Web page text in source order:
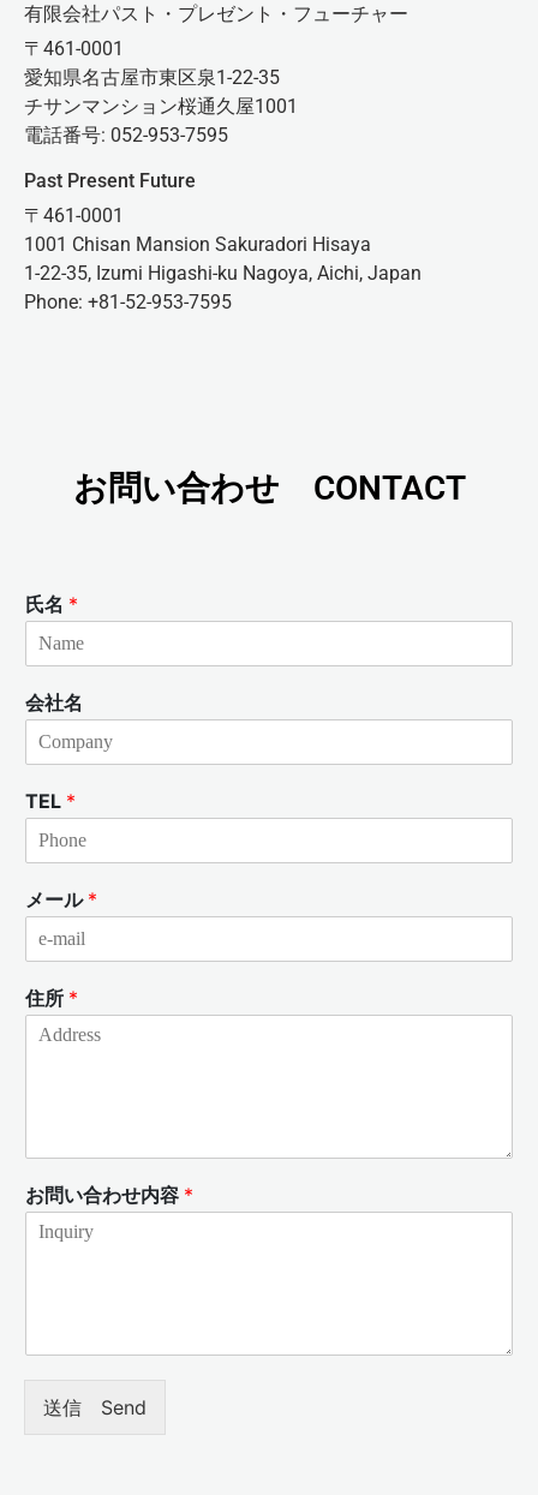
有限会社パスト・プレゼント・フューチャー
〒461-0001
愛知県名古屋市東区泉1-22-35
チサンマンション桜通久屋1001
電話番号: 052-953-7595
Past Present Future
〒461-0001
1001 Chisan Mansion Sakuradori Hisaya
1-22-35, Izumi Higashi-ku Nagoya, Aichi, Japan
Phone: +81-52-953-7595
お問い合わせ CONTACT
氏名 *
会社名
TEL *
メール *
住所 *
お問い合わせ内容 *
送信 Send